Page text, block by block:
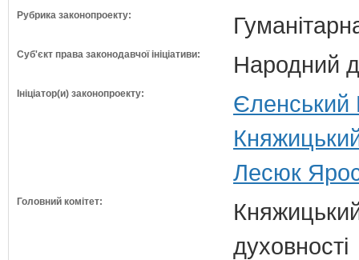
Рубрика законопроекту:
Суб'єкт права законодавчої ініціативи: Народний
Ініціатор(и) законопроекту:
Єленський
Лесюк
Головний комітет:
духовності